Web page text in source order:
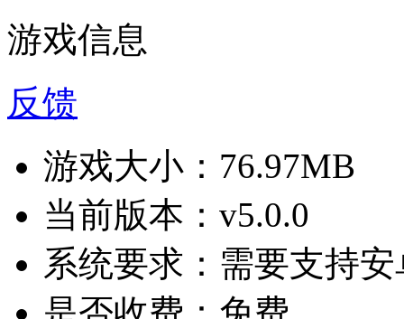
游戏信息
反馈
游戏大小： 76.97MB
当前版本： v5.0.0
系统要求： 需要支持